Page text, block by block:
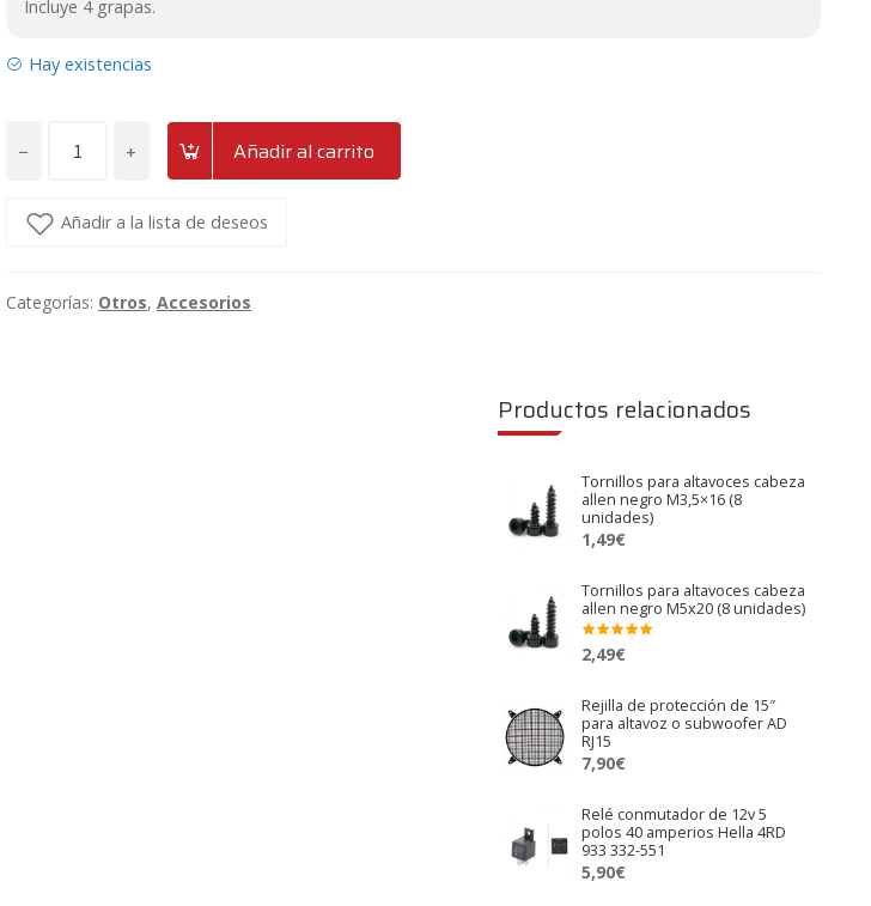
Incluye 4 grapas.
Hay existencias
−
protección
para
+ Añadir al carrito
Añadir a la lista de deseos
Categorías: Otros, Accesorios
Productos relacionados
Tornillos para altavoces cabeza
allen negro M3,5×16 (8
unidades)
1,49€
Tornillos para altavoces cabeza
allen negro M5x20 (8 unidades)
Valora
5.00
de 5
2,49€
Rejilla de protección de 15″
para altavoz o subwoofer AD
RJ15
7,90€
Relé conmutador de 12v 5
polos 40 amperios Hella 4RD
933 332-551
5,90€